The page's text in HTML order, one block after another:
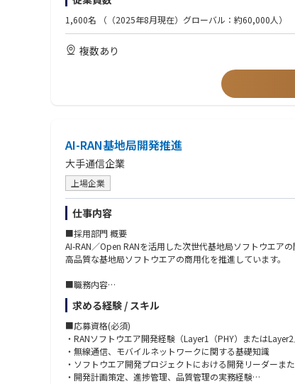
・GTM拡大に向けた投資計画の策定
・MicrosoftのSA・エリアリーダーとの関係構築・維持
・Microsoft製品ロードマップやキャンペーンとの連携、
・Microsoft営業リーダーとの四半期レビューを主導し、
・主要案件のエグゼクティブスポンサーとして参画、また
・外部市場の代表として、カンファレンス、アナリスト・
・Avanadeの市場メッセージングに協力し、戦略的案件の
社内連携とエネーブルメント
・APAC・セールス・グローバルプラクティス・マーケテ
・新しいGTMイニシアチブのインキュベーションに参加し
・プライシングやアセット開発を含むデリバリー戦略の改善
・テクノロジーを組み合わせたクロスセルおよびクロスフ
1,600名 （（2025年8月現在）グローバル：約60,000人）
複数あり
AI-RAN基地局開発推進
大手通信企業
上場企業
仕事内容
■採用部門 概要
AI-RAN／Open RANを活用した次世代基地局ソフトウエア
高品質な基地局ソフトウエアの商用化を推進しています。
■職務内容
【ミッション】
AI-RAN基地局開発を推進し、開発プロセスおよび開発体制
【主な業務】
・AI-RAN基地局開発の推進
・開発計画の策定および進捗・品質管理
・開発チーム横断での課題管理・推進
求める経験 / スキル
■応募資格(必須)
・RANソフトウエア開発経験（Layer1（PHY）または
・無線通信、モバイルネットワークに関する基礎知識
・ソフトウエア開発プロジェクトにおける開発リーダーま
・開発計画策定、進捗管理、品質管理の実務経験